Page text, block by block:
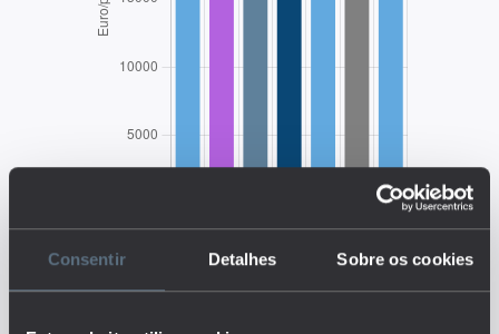
Consentir Detalhes Sobre os cookies
Descrição: